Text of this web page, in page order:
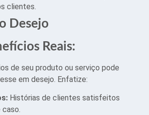
clientes.
Desejo
Reais:
de seu produto ou serviço pode
em desejo. Enfatize:
Histórias de clientes satisfeitos